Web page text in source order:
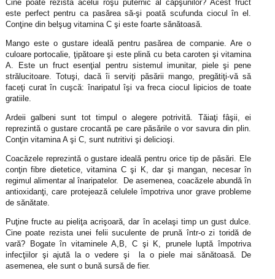
Cine poate rezista acelui roşu puternic al căpşunilor? Acest fruct
este perfect pentru ca pasărea să-şi poată scufunda ciocul în el.
Conţine din belşug vitamina C şi este foarte sănătoasă.
Mango este o gustare ideală pentru pasărea de companie. Are o
culoare portocalie, ţipătoare şi este plină cu beta caroten şi vitamina
A. Este un fruct esenţial pentru sistemul imunitar, piele şi pene
strălucitoare. Totuşi, dacă îi serviţi păsării mango, pregătiţi-vă să
faceţi curat în cuşcă: înaripatul îşi va freca ciocul lipicios de toate
gratiile.
Ardeii galbeni sunt tot timpul o alegere potrivită. Tăiaţi fâşii, ei
reprezintă o gustare crocantă pe care păsările o vor savura din plin.
Conţin vitamina A şi C, sunt nutritivi şi delicioşi.
Coacăzele reprezintă o gustare ideală pentru orice tip de păsări. Ele
conţin fibre dietetice, vitamina C şi K, dar şi mangan, necesar în
regimul alimentar al înaripatelor. De asemenea, coacăzele abundă în
antioxidanţi, care protejează celulele împotriva unor grave probleme
de sănătate.
Puţine fructe au pieliţa acrişoară, dar în acelaşi timp un gust dulce.
Cine poate rezista unei felii suculente de prună într-o zi toridă de
vară? Bogate în vitaminele A,B, C şi K, prunele luptă împotriva
infecţiilor şi ajută la o vedere şi la o piele mai sănătoasă. De
asemenea, ele sunt o bună sursă de fier.